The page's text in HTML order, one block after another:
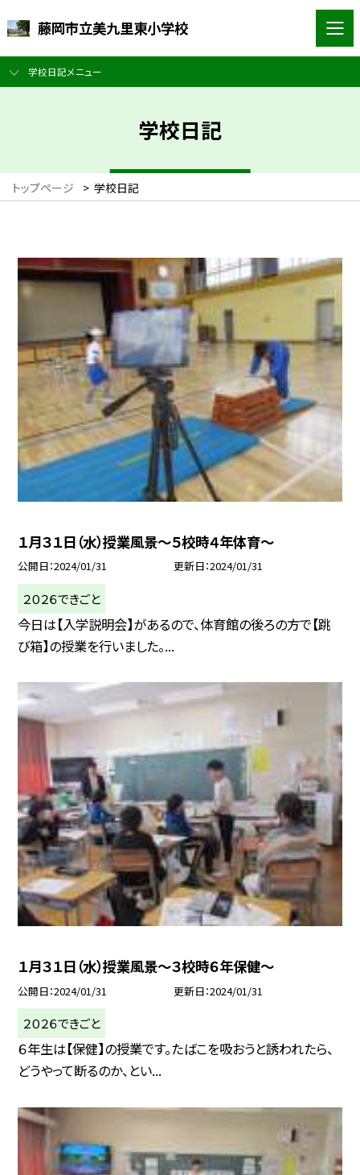
藤岡市立美九里東小学校
学校日記メニュー
学校日記
トップページ > 学校日記
１月３１日（水）授業風景〜５校時４年体育〜
公開日 2024/01/31 更新日 2024/01/31
２０２６できごと
今日は【入学説明会】があるので、体育館の後ろの方で【跳
び箱】の授業を行いました。...
１月３１日（水）授業風景〜３校時６年保健〜
公開日 2024/01/31 更新日 2024/01/31
２０２６できごと
６年生は【保健】の授業です。たばこを吸おうと誘われたら、
どうやって断るのか、とい...